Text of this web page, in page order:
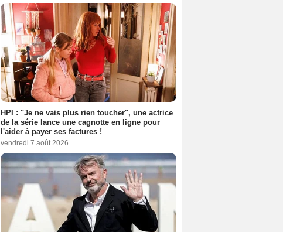
HPI : "Je ne vais plus rien toucher", une actrice
de la série lance une cagnotte en ligne pour
l'aider à payer ses factures !
vendredi 7 août 2026